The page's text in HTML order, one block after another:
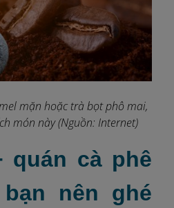
mặn hoặc trà bọt phô mai,
món này (Nguồn: Internet)
quán cà phê
nên ghé